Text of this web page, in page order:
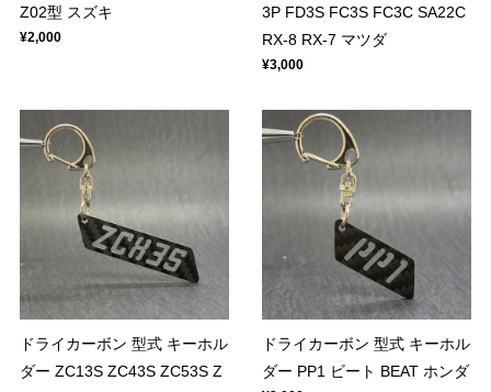
Z02型 スズキ
¥2,000
3P FD3S FC3S FC3C SA22C
RX-8 RX-7 マツダ
¥3,000
ドライカーボン 型式 キーホル
ダー ZC13S ZC43S ZC53S Z
ドライカーボン 型式 キーホル
ダー PP1 ビート BEAT ホンダ